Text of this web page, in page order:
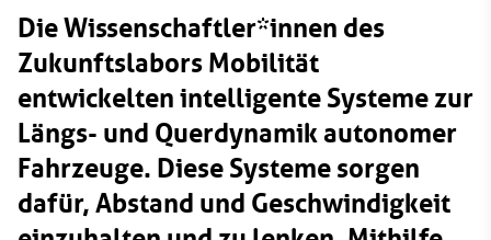
Die Wissenschaftler*innen des
Zukunftslabors Mobilität
entwickelten intelligente Systeme zur
Längs- und Querdynamik autonomer
Fahrzeuge. Diese Systeme sorgen
dafür, Abstand und Geschwindigkeit